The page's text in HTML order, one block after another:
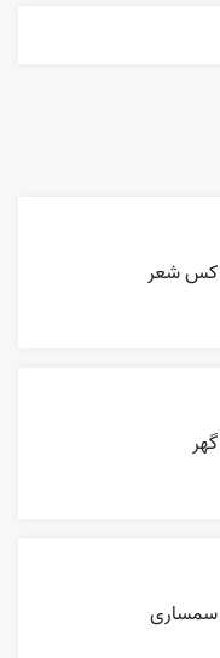
کس شعر
سمساری